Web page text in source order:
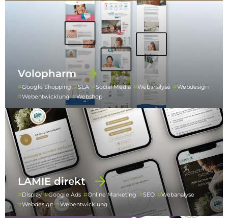
Volopharm
Google Shopping SEA Social Media Webanalyse
Webdesign
Webentwicklung
Webshop
LAMIE direkt
Display Google Ads Online Marketing SEO
Webanalyse
Webdesign
Webentwicklung